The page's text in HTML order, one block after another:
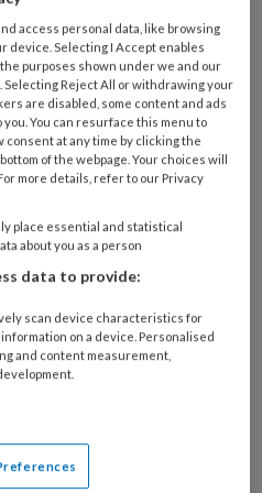
nieuwsbrief
het
access personal data, like browsing
device. Selecting I Accept enables
purposes shown under we and our
Selecting Reject All or withdrawing your
are disabled, some content and ads
You can resurface this menu to
at any time by clicking the
of the webpage. Your choices will
more details, refer to our Privacy
place essential and statistical
about you as a person
data to provide:
scan device characteristics for
on a device. Personalised
and content measurement,